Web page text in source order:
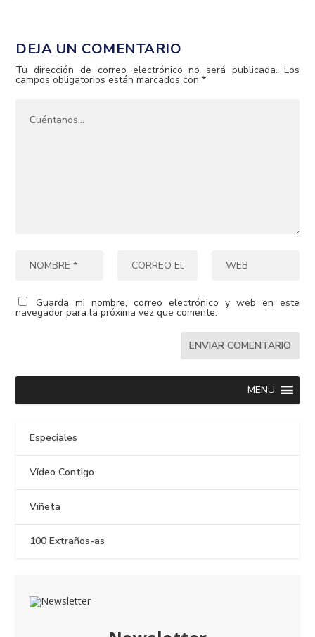
DEJA UN COMENTARIO
Tu dirección de correo electrónico no será publicada. Los
campos obligatorios están marcados con*
Guarda mi nombre, correo electrónico y web en este
navegador para la próxima vez que comente.
MENU
Especiales
Vídeo Contigo
Viñeta
100 Extraños-as